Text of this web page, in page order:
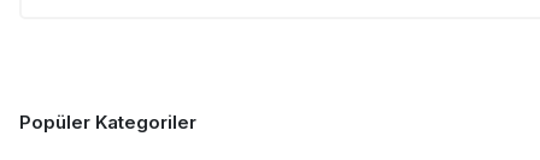
Popüler Kategoriler